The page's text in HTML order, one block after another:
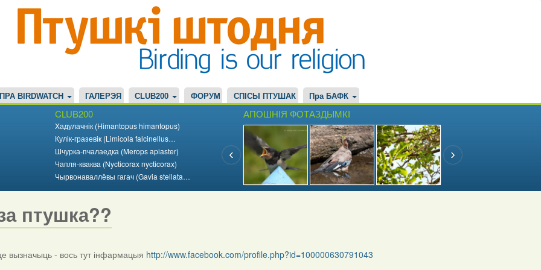
ПРА BIRDWATCH ГАЛЕРЭЯ CLUB200 ФОРУМ СПІСЫ ПТУШАК Пра БАФК
CLUB200
Хадулачнік (Himantopus himantopus)
Кулік-гразевік (Limicola falcinellus…
Шчурка-пчалаедка (Merops apiaster)
Чапля-кваква (Nycticorax nycticorax)
Чырвонаваллёвы гагач (Gavia stellata…
АПОШНІЯ ФОТАЗДЫМКІ
птушка??
вызначыць - вось тут інфармацыя http://www.facebook.com/profile.php?id=100000630791043